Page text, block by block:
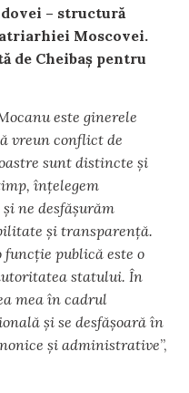
– structură
Moscovei.
de Cheibaș pentru
este ginerele
vreun conflict de
sunt distincte și
înțelegem
ne desfășurăm
și transparență.
publică este o
statului. În
mea în cadrul
și se desfășoară în
și administrative”,